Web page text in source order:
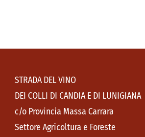
STRADA DEL VINO
DEI COLLI DI CANDIA E DI LUNIGIANA
c/o Provincia Massa Carrara
Settore Agricoltura e Foreste